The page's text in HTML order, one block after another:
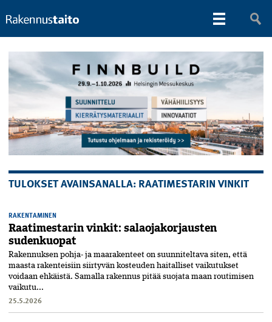
TULOKSET AVAINSANALLA: RAATIMESTARIN VINKIT
RAKENTAMINEN
Raatimestarin vinkit: salaojakorjausten
sudenkuopat
Rakennuksen pohja- ja maarakenteet on suunniteltava siten, että
maasta rakenteisiin siirtyvän kosteuden haitalliset vaikutukset
voidaan ehkäistä. Samalla rakennus pitää suojata maan routimisen
vaikutu...
25.5.2026